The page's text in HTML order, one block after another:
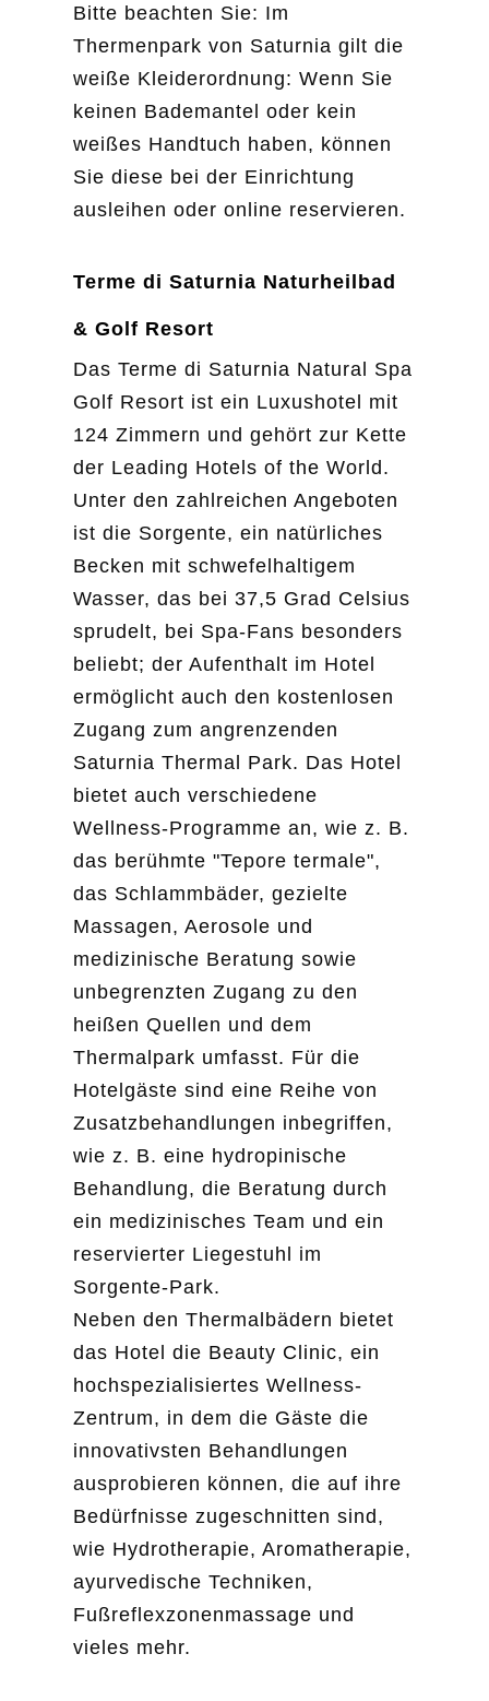
Bitte beachten Sie: Im
Thermenpark von Saturnia gilt die
weiße Kleiderordnung: Wenn Sie
keinen Bademantel oder kein
weißes Handtuch haben, können
Sie diese bei der Einrichtung
ausleihen oder online reservieren.
Terme di Saturnia Naturheilbad
& Golf Resort
Das Terme di Saturnia Natural Spa
Golf Resort ist ein Luxushotel mit
124 Zimmern und gehört zur Kette
der Leading Hotels of the World.
Unter den zahlreichen Angeboten
ist die Sorgente, ein natürliches
Becken mit schwefelhaltigem
Wasser, das bei 37,5 Grad Celsius
sprudelt, bei Spa-Fans besonders
beliebt; der Aufenthalt im Hotel
ermöglicht auch den kostenlosen
Zugang zum angrenzenden
Saturnia Thermal Park. Das Hotel
bietet auch verschiedene
Wellness-Programme an, wie z. B.
das berühmte "Tepore termale",
das Schlammbäder, gezielte
Massagen, Aerosole und
medizinische Beratung sowie
unbegrenzten Zugang zu den
heißen Quellen und dem
Thermalpark umfasst. Für die
Hotelgäste sind eine Reihe von
Zusatzbehandlungen inbegriffen,
wie z. B. eine hydropinische
Behandlung, die Beratung durch
ein medizinisches Team und ein
reservierter Liegestuhl im
Sorgente-Park.
Neben den Thermalbädern bietet
das Hotel die Beauty Clinic, ein
hochspezialisiertes Wellness-
Zentrum, in dem die Gäste die
innovativsten Behandlungen
ausprobieren können, die auf ihre
Bedürfnisse zugeschnitten sind,
wie Hydrotherapie, Aromatherapie,
ayurvedische Techniken,
Fußreflexzonenmassage und
vieles mehr.